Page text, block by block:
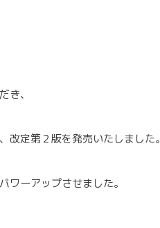
き、
改定第２版を発売いたしました。
ワーアップさせました。